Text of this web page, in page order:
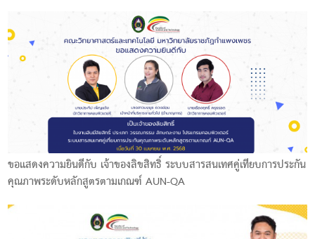
ขอแสดงความยินดีกับ เจ้าของลิขสิทธิ์ ระบบสารสนเทศคู่เทียบการประกัน
คุณภาพระดับหลักสูตรตามเกณฑ์ AUN-QA